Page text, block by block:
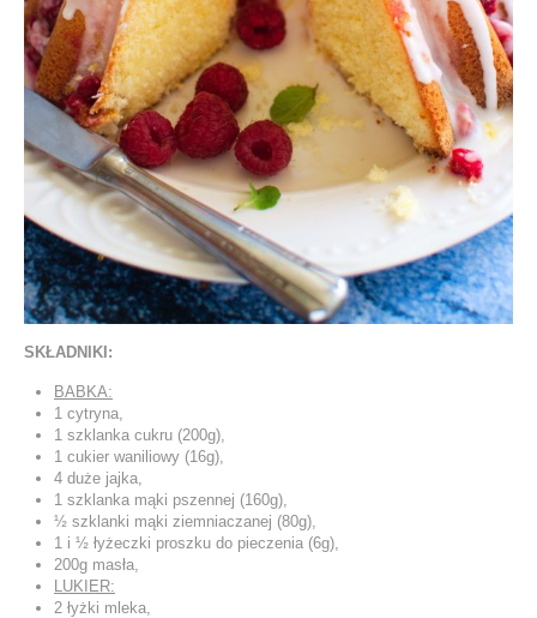
SKŁADNIKI:
BABKA:
1 cytryna,
1 szklanka cukru (200g),
1 cukier waniliowy (16g),
4 duże jajka,
1 szklanka mąki pszennej (160g),
½ szklanki mąki ziemniaczanej (80g),
1 i ½ łyżeczki proszku do pieczenia (6g),
200g masła,
LUKIER:
2 łyżki mleka,